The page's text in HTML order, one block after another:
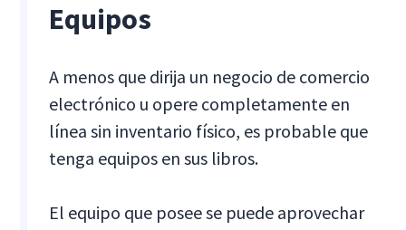
Equipos
A menos que dirija un negocio de comercio
electrónico u opere completamente en
línea sin inventario físico, es probable que
tenga equipos en sus libros.
El equipo que posee se puede aprovechar